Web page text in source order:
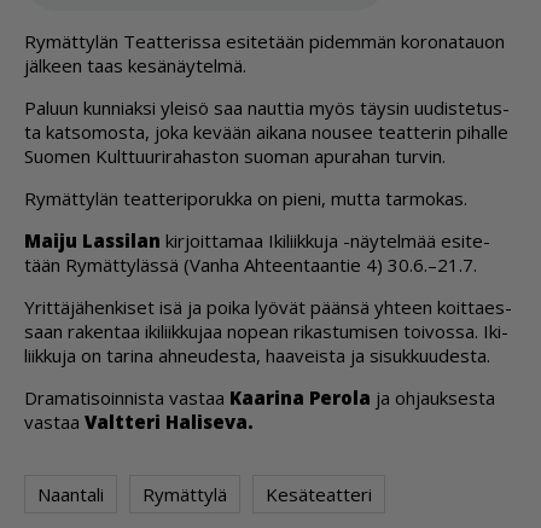
Ry­mät­ty­län Te­at­te­ris­sa esi­te­tään pi­dem­män ko­ro­na­tau­on
jäl­keen taas ke­sä­näy­tel­mä.
Pa­luun kun­ni­ak­si ylei­sö saa naut­tia myös täy­sin uu­dis­te­tus­
ta kat­so­mos­ta, joka ke­vään ai­ka­na nou­see te­at­te­rin pi­hal­le
Suo­men Kult­tuu­ri­ra­has­ton suo­man apu­ra­han tur­vin.
Ry­mät­ty­län te­at­te­ri­po­ruk­ka on pie­ni, mut­ta tar­mo­kas.
Mai­ju Las­si­lan kir­joit­ta­maa Iki­liik­ku­ja -näy­tel­mää esi­te­
tään Ry­mät­ty­läs­sä (Van­ha Ah­teen­taan­tie 4) 30.6.–21.7.
Yrit­tä­jä­hen­ki­set isä ja poi­ka lyö­vät pään­sä yh­teen koit­ta­es­
saan ra­ken­taa iki­liik­ku­jaa no­pe­an ri­kas­tu­mi­sen toi­vos­sa. Iki­
liik­ku­ja on ta­ri­na ah­neu­des­ta, haa­veis­ta ja si­suk­kuu­des­ta.
Dra­ma­ti­soin­nis­ta vas­taa Kaa­ri­na Pe­ro­la ja oh­jauk­ses­ta
vas­taa Valt­te­ri Ha­li­se­va.
Naantali Rymättylä Kesäteatteri